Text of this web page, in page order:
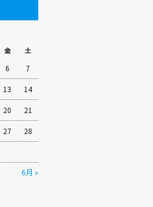
金 土
6月 »
6 7
13 14
20 21
27 28